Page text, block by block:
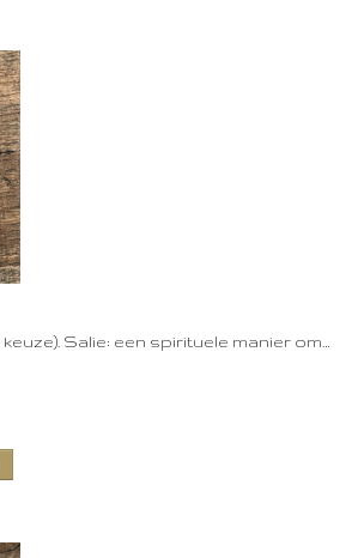
Salie: een spirituele manier om…